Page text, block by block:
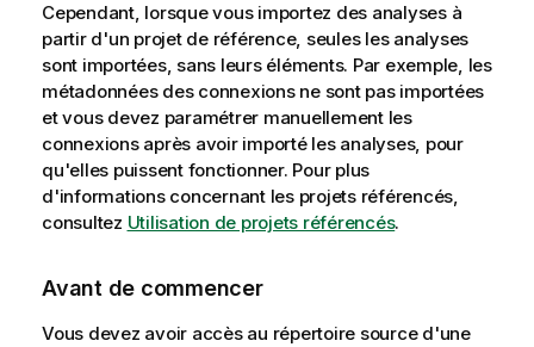
Cependant, lorsque vous importez des analyses à
partir d'un projet de référence, seules les analyses
sont importées, sans leurs éléments. Par exemple, les
métadonnées des connexions ne sont pas importées
et vous devez paramétrer manuellement les
connexions après avoir importé les analyses, pour
qu'elles puissent fonctionner. Pour plus
d'informations concernant les projets référencés,
consultez Utilisation de projets référencés.
Avant de commencer
Vous devez avoir accès au répertoire source d'une